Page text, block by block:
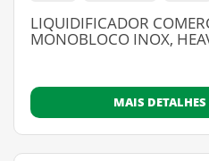
LIQUIDIFICADOR
MONOBLOCO INOX,
MAIS